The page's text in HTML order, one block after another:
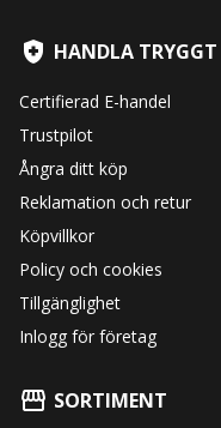
HANDLA TRYGGT
Certifierad E-handel
Trustpilot
Ångra ditt köp
Reklamation och retur
Köpvillkor
Policy och cookies
Tillgänglighet
Inlogg för företag
SORTIMENT